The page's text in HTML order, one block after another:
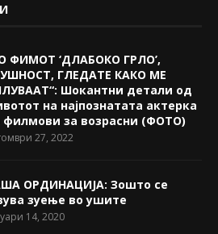
ФИМОТ ‘ДЛАБОКО ГРЛО’,
ГЛЕДАТЕ КАКО МЕ
Шокантни детали од
на најпознатата актерка
филмови за возрасни (ФОТО)
27, 2022
ОРДИНАЦИЈА: Зошто се
зуење во ушите
14, 2020